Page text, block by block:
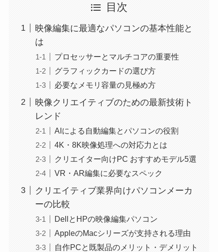
目次
映像編集に最適なパソコンの基本性能と
は
プロセッサーとマルチコアの重要性
グラフィックカードの選び方
必要なメモリ容量の見極め方
映像クリエイティブのための最新技術ト
レンド
AIによる自動編集とパソコンの役割
4K・8K映像処理への対応力とは
クリエイター向けPC おすすめモデル5選
VR・AR編集に必要なスペック
クリエイティブ業界向けパソコンメーカ
ーの比較
DellとHPの映像編集パソコン
AppleのMacシリーズが支持される理由
自作PCと既製品のメリット・デメリット